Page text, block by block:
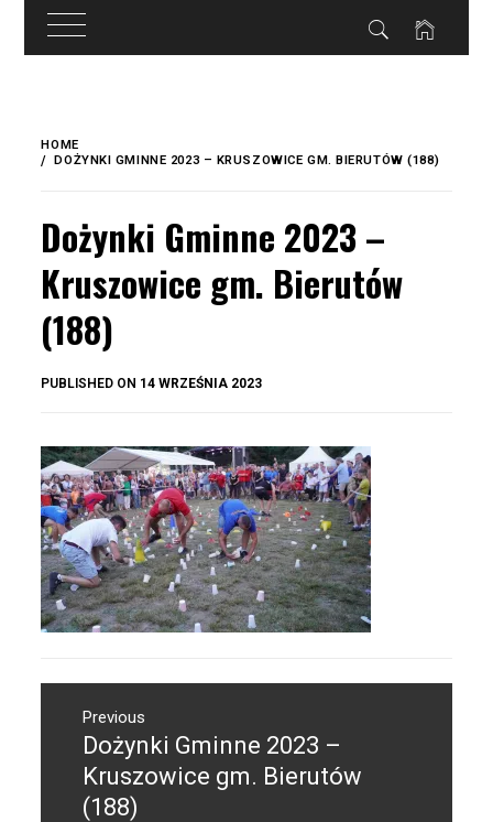
treści
content
HOME
DOŻYNKI GMINNE 2023 – KRUSZOWICE GM. BIERUTÓW (188)
Dożynki Gminne 2023 –
Kruszowice gm. Bierutów
(188)
PUBLISHED ON 14 WRZEŚNIA 2023
wpisuPrevious
Previous
post:
Dożynki Gminne 2023 –
Kruszowice gm. Bierutów
(188)